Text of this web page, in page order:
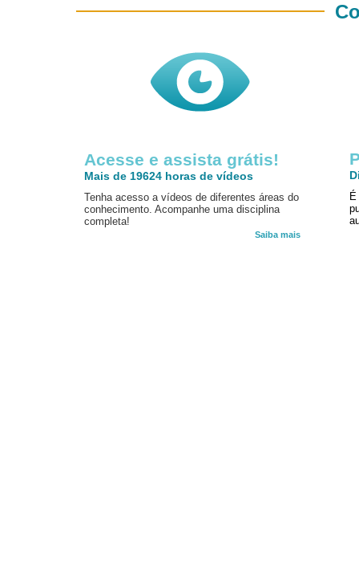
Acesse e assista grátis!
Mais de 19624 horas de vídeos
Tenha acesso a vídeos de diferentes áreas do
conhecimento. Acompanhe uma disciplina
completa!
Saiba mais